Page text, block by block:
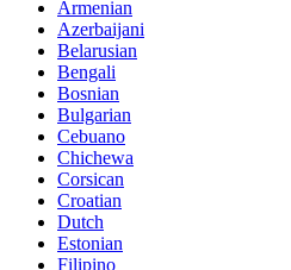
Armenian
Azerbaijani
Belarusian
Bengali
Bosnian
Bulgarian
Cebuano
Chichewa
Corsican
Croatian
Dutch
Estonian
Filipino